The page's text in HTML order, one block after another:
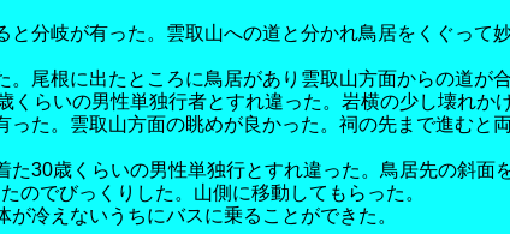
と分岐が有った。雲取山への道と分かれ鳥居をくぐっ
。尾根に出たところに鳥居があり雲取山方面からの道
らいの男性単独行者とすれ違った。岩横の少し壊れか
った。雲取山方面の眺めが良かった。祠の先まで進む
た30歳くらいの男性単独行とすれ違った。鳥居先の斜
のでびっくりした。山側に移動してもらった。
冷えないうちにバスに乗ることができた。